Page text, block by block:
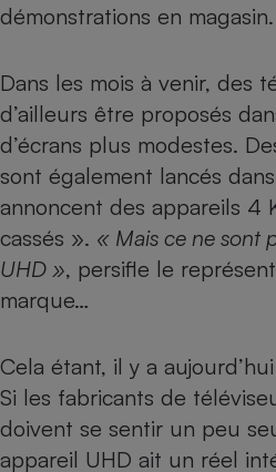
démonstrations en magasin.
Dans les mois à venir, des
d’ailleurs être proposés
d’écrans plus modestes.
sont également lancés
annoncent des appareils 4
cassés ». « Mais ce ne sont
UHD », persifle le
marque…
Cela étant, il y a
Si les fabricants de
doivent se sentir un peu
appareil UHD ait un réel